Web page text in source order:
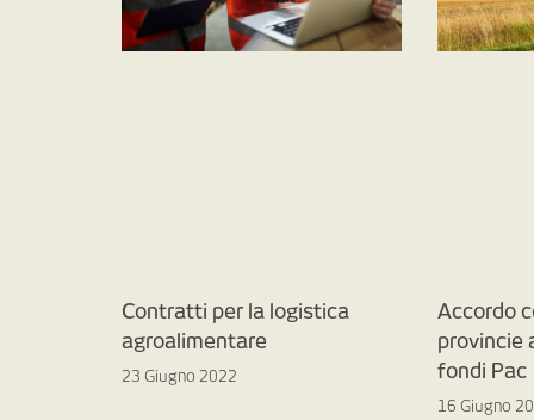
Contratti per la logistica
agroalimentare
23 Giugno 2022
Accordo
provincie
fondi Pac
16 Giugno